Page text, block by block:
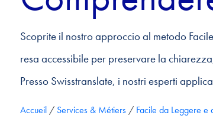
Scoprite il nostro approccio al metodo
resa accessibile per preservare la
Presso Swisstranslate, i nostri esperti
Accueil/ Services & Métiers/ Facile da Leggere e